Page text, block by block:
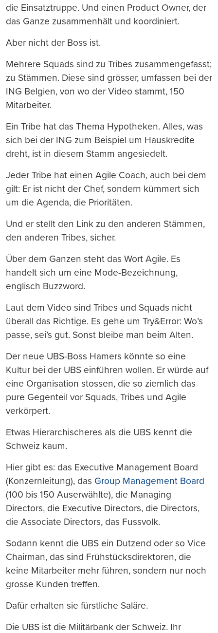
die Einsatztruppe. Und einen Product Owner, der
das Ganze zusammenhält und koordiniert.
Aber nicht der Boss ist.
Mehrere Squads sind zu Tribes zusammengefasst;
zu Stämmen. Diese sind grösser, umfassen bei der
ING Belgien, von wo der Video stammt, 150
Mitarbeiter.
Ein Tribe hat das Thema Hypotheken. Alles, was
sich bei der ING zum Beispiel um Hauskredite
dreht, ist in diesem Stamm angesiedelt.
Jeder Tribe hat einen Agile Coach, auch bei dem
gilt: Er ist nicht der Chef, sondern kümmert sich
um die Agenda, die Prioritäten.
Und er stellt den Link zu den anderen Stämmen,
den anderen Tribes, sicher.
Über dem Ganzen steht das Wort Agile. Es
handelt sich um eine Mode-Bezeichnung,
englisch Buzzword.
Laut dem Video sind Tribes und Squads nicht
überall das Richtige. Es gehe um Try&Error: Wo’s
passe, sei’s gut. Sonst bleibe man beim Alten.
Der neue UBS-Boss Hamers könnte so eine
Kultur bei der UBS einführen wollen. Er würde auf
eine Organisation stossen, die so ziemlich das
pure Gegenteil vor Squads, Tribes und Agile
verkörpert.
Etwas Hierarchischeres als die UBS kennt die
Schweiz kaum.
Hier gibt es: das Executive Management Board
(Konzernleitung), das Group Management Board
(100 bis 150 Auserwählte), die Managing
Directors, die Executive Directors, die Directors,
die Associate Directors, das Fussvolk.
Sodann kennt die UBS ein Dutzend oder so Vice
Chairman, das sind Frühstücksdirektoren, die
keine Mitarbeiter mehr führen, sondern nur noch
grosse Kunden treffen.
Dafür erhalten sie fürstliche Saläre.
Die UBS ist die Militärbank der Schweiz. Ihr